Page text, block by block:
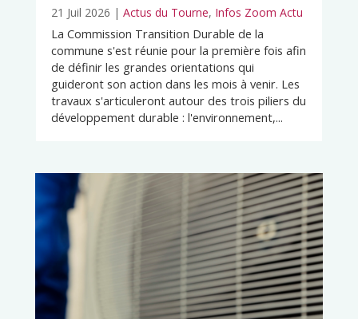
21 Juil 2026 | Actus du Tourne, Infos Zoom Actu
La Commission Transition Durable de la
commune s'est réunie pour la première fois afin
de définir les grandes orientations qui
guideront son action dans les mois à venir. Les
travaux s'articuleront autour des trois piliers du
développement durable : l'environnement,...